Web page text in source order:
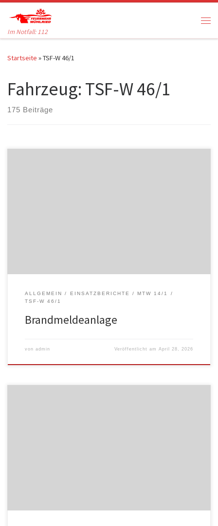
Zum Inhalt springen
Im Notfall: 112
Startseite »TSF-W 46/1
Fahrzeug: TSF-W 46/1
175 Beiträge
ALLGEMEIN EINSATZBERICHTE
MTW 14/1
TSF-W 46/1
Brandmeldeanlage
von admin Veröffentlicht amApril 28, 2026